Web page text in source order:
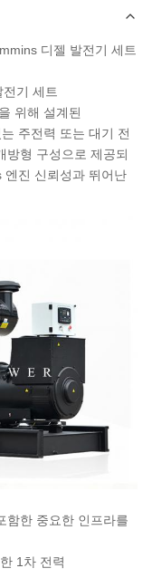
디젤 발전기 세트
기 세트
위해 설계된
주전력 또는 대기 전
방형 구성으로 제공되
엔진 신뢰성과 뛰어난
함한 중요한 인프라를
1차 전력